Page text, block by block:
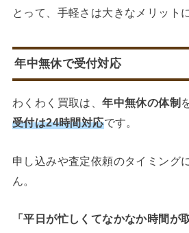
とって、手軽さは大きなメリット
年中無休で受付対応
わくわく買取は、年中無休の体制
受付は24時間対応です。
申し込みや査定依頼のタイミング
ん。
「平日が忙しくてなかなか時間が